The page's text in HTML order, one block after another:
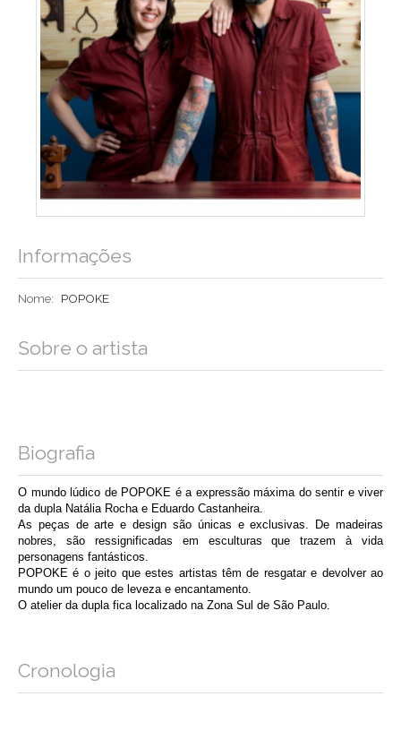
Informações
Nome: POPOKE
Sobre o artista
Biografia
O mundo lúdico de POPOKE é a expressão máxima do sentir e viver
da dupla Natália Rocha e Eduardo Castanheira.
As peças de arte e design são únicas e exclusivas. De madeiras
nobres, são ressignificadas em esculturas que trazem à vida
personagens fantásticos.
POPOKE é o jeito que estes artistas têm de resgatar e devolver ao
mundo um pouco de leveza e encantamento.
O atelier da dupla fica localizado na Zona Sul de São Paulo.
Cronologia